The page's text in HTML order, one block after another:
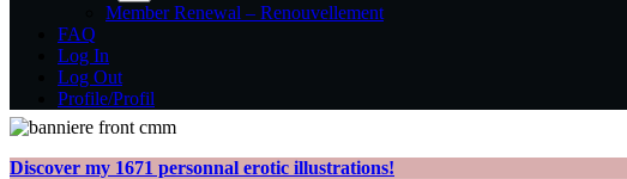
Member Renewal – Renouvellement
FAQ
Log In
Log Out
Profile/Profil
Discover my 1671 personnal erotic illustrations!